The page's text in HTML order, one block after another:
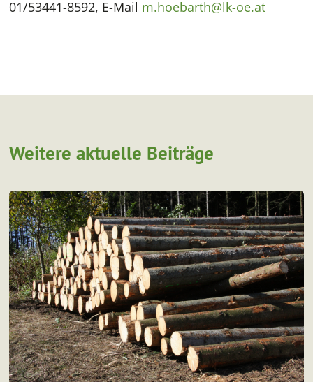
01/53441-8592, E-Mail m.hoebarth@lk-oe.at
Weitere aktuelle Beiträge